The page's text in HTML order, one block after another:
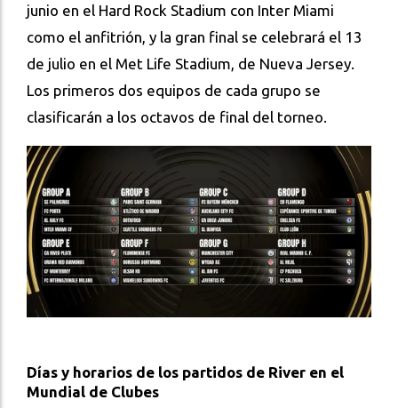
junio en el Hard Rock Stadium con Inter Miami
como el anfitrión, y la gran final se celebrará el 13
de julio en el Met Life Stadium, de Nueva Jersey.
Los primeros dos equipos de cada grupo se
clasificarán a los octavos de final del torneo.
Días y horarios de los partidos de River en el
Mundial de Clubes